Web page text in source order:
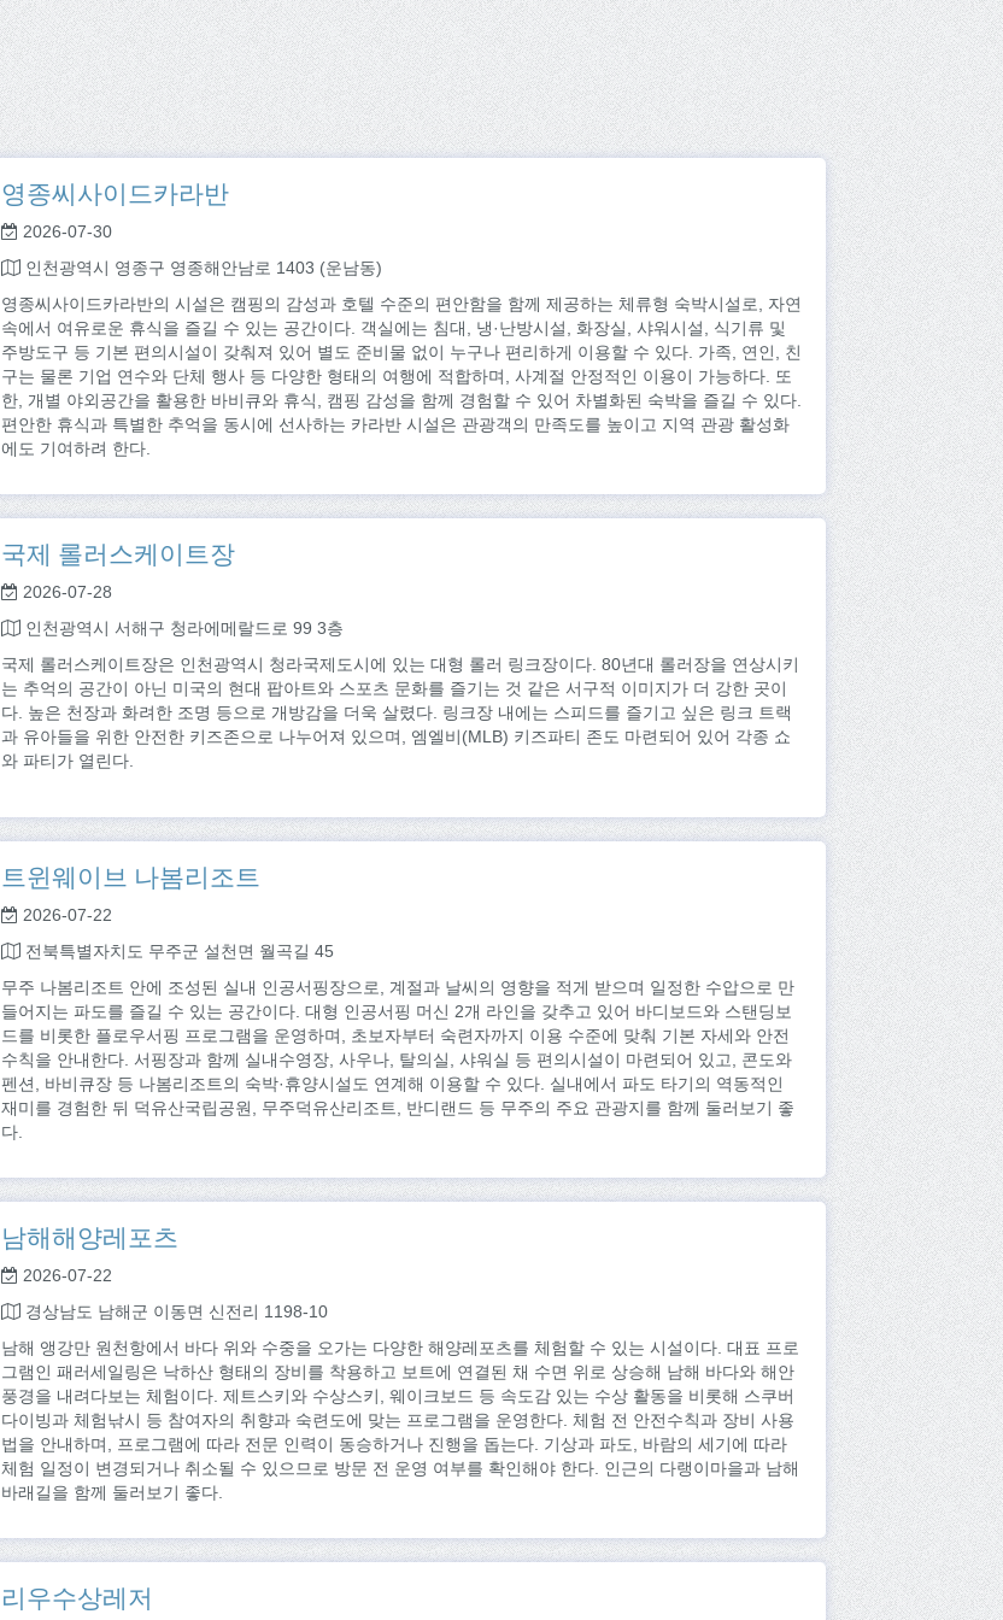
영종씨사이드카라반
2026-07-30
인천광역시 영종구 영종해안남로 1403 (운남동)
영종씨사이드카라반의 시설은 캠핑의 감성과 호텔 수준의 편안함을 함께 제공하는 체류형 숙박시설로, 자연
속에서 여유로운 휴식을 즐길 수 있는 공간이다. 객실에는 침대, 냉·난방시설, 화장실, 샤워시설, 식기류 및
주방도구 등 기본 편의시설이 갖춰져 있어 별도 준비물 없이 누구나 편리하게 이용할 수 있다. 가족, 연인, 친
구는 물론 기업 연수와 단체 행사 등 다양한 형태의 여행에 적합하며, 사계절 안정적인 이용이 가능하다. 또
한, 개별 야외공간을 활용한 바비큐와 휴식, 캠핑 감성을 함께 경험할 수 있어 차별화된 숙박을 즐길 수 있다.
편안한 휴식과 특별한 추억을 동시에 선사하는 카라반 시설은 관광객의 만족도를 높이고 지역 관광 활성화
에도 기여하려 한다.
국제 롤러스케이트장
2026-07-28
인천광역시 서해구 청라에메랄드로 99 3층
국제 롤러스케이트장은 인천광역시 청라국제도시에 있는 대형 롤러 링크장이다. 80년대 롤러장을 연상시키
는 추억의 공간이 아닌 미국의 현대 팝아트와 스포츠 문화를 즐기는 것 같은 서구적 이미지가 더 강한 곳이
다. 높은 천장과 화려한 조명 등으로 개방감을 더욱 살렸다. 링크장 내에는 스피드를 즐기고 싶은 링크 트랙
과 유아들을 위한 안전한 키즈존으로 나누어져 있으며, 엠엘비(MLB) 키즈파티 존도 마련되어 있어 각종 쇼
와 파티가 열린다.
트윈웨이브 나봄리조트
2026-07-22
전북특별자치도 무주군 설천면 월곡길 45
무주 나봄리조트 안에 조성된 실내 인공서핑장으로, 계절과 날씨의 영향을 적게 받으며 일정한 수압으로 만
들어지는 파도를 즐길 수 있는 공간이다. 대형 인공서핑 머신 2개 라인을 갖추고 있어 바디보드와 스탠딩보
드를 비롯한 플로우서핑 프로그램을 운영하며, 초보자부터 숙련자까지 이용 수준에 맞춰 기본 자세와 안전
수칙을 안내한다. 서핑장과 함께 실내수영장, 사우나, 탈의실, 샤워실 등 편의시설이 마련되어 있고, 콘도와
펜션, 바비큐장 등 나봄리조트의 숙박·휴양시설도 연계해 이용할 수 있다. 실내에서 파도 타기의 역동적인
재미를 경험한 뒤 덕유산국립공원, 무주덕유산리조트, 반디랜드 등 무주의 주요 관광지를 함께 둘러보기 좋
다.
남해해양레포츠
2026-07-22
경상남도 남해군 이동면 신전리 1198-10
남해 앵강만 원천항에서 바다 위와 수중을 오가는 다양한 해양레포츠를 체험할 수 있는 시설이다. 대표 프로
그램인 패러세일링은 낙하산 형태의 장비를 착용하고 보트에 연결된 채 수면 위로 상승해 남해 바다와 해안
풍경을 내려다보는 체험이다. 제트스키와 수상스키, 웨이크보드 등 속도감 있는 수상 활동을 비롯해 스쿠버
다이빙과 체험낚시 등 참여자의 취향과 숙련도에 맞는 프로그램을 운영한다. 체험 전 안전수칙과 장비 사용
법을 안내하며, 프로그램에 따라 전문 인력이 동승하거나 진행을 돕는다. 기상과 파도, 바람의 세기에 따라
체험 일정이 변경되거나 취소될 수 있으므로 방문 전 운영 여부를 확인해야 한다. 인근의 다랭이마을과 남해
바래길을 함께 둘러보기 좋다.
리우수상레저